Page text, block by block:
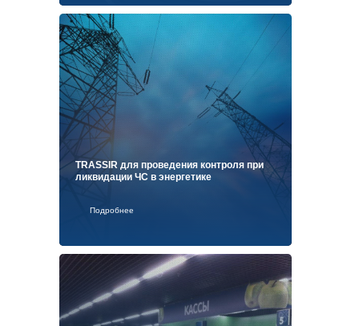
TRASSIR для проведения контроля при
ликвидации ЧС в энергетике
Подробнее